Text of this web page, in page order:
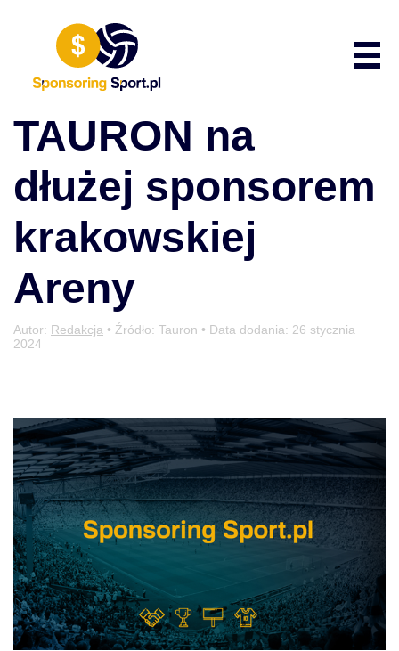
TAURON na
dłużej sponsorem
krakowskiej
Areny
Autor: Redakcja • Źródło: Tauron • Data dodania: 26 stycznia
2024